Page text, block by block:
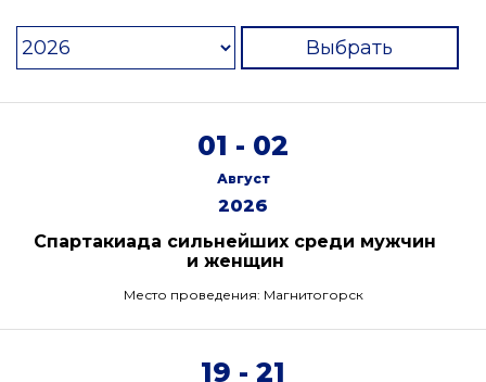
Выбрать
01 - 02
Август
2026
Спартакиада сильнейших среди мужчин
и женщин
Место проведения: Магнитогорск
19 - 21